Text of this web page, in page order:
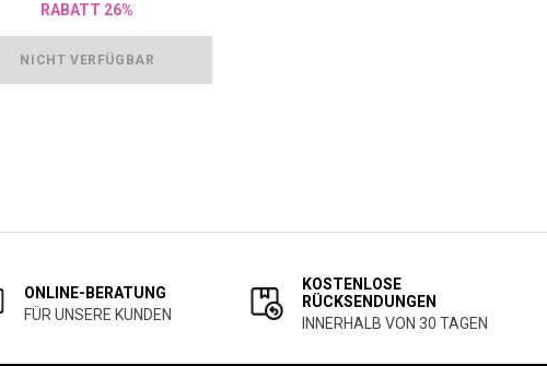
RABATT 26%
NICHT VERFÜGBAR
ONLINE-BERATUNG
FÜR UNSERE KUNDEN
KOSTENLOSE
RÜCKSENDUNGEN
INNERHALB VON 30 TAGEN